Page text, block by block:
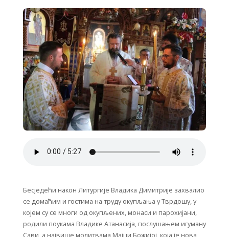
Бесједећи након Литургије Владика Димитрије захвалио
се домаћим и гостима на труду окупљања у Тврдошу, у
којем су се многи од окупљених, монаси и парохијани,
родили поукама Владике Атанасија, послушањем игуману
Сави, а највише молитвама Мајци Божијој, која је нова